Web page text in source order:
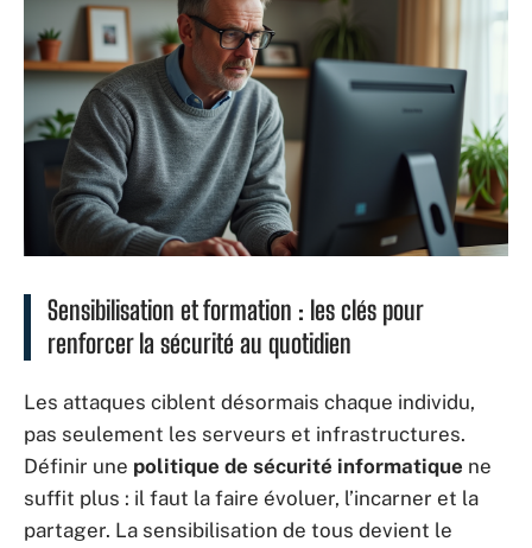
Sensibilisation et formation : les clés pour
renforcer la sécurité au quotidien
Les attaques ciblent désormais chaque individu,
pas seulement les serveurs et infrastructures.
Définir une politique de sécurité informatique ne
suffit plus : il faut la faire évoluer, l’incarner et la
partager. La sensibilisation de tous devient le